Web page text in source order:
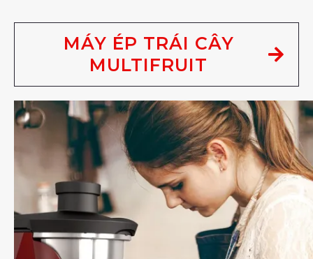
MÁY ÉP TRÁI CÂY
MULTIFRUIT